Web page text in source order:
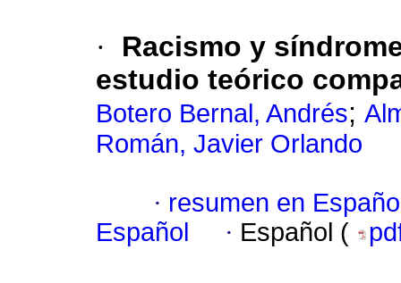
·
Racismo y
estudio teórico
Botero Bernal, Andrés;
Román, Javier Orlando
· resumen en
Español
· Español (